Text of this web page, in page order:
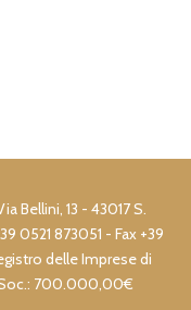
Bellini, 13 - 43017 S.
0521 873051 - Fax +39
delle Imprese di
Soc.: 700.000,00€